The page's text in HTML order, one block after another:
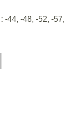
-44, -48, -52, -57,